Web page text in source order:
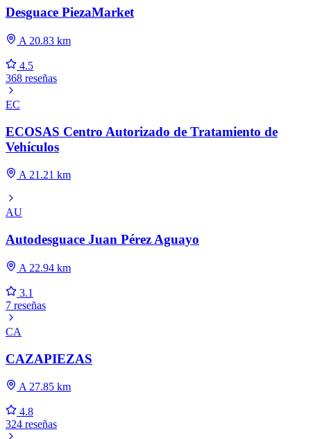
Desguace PiezaMarket
A 20.83 km
4.5
368 reseñas
EC
ECOSAS Centro Autorizado de Tratamiento de
Vehículos
A 21.21 km
AU
Autodesguace Juan Pérez Aguayo
A 22.94 km
3.1
7 reseñas
CA
CAZAPIEZAS
A 27.85 km
4.8
324 reseñas